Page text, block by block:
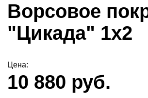
Ворсовое
"Цикада" 1х2
Цена:
10 880 руб.